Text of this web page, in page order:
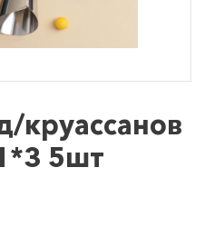
круассанов
5шт